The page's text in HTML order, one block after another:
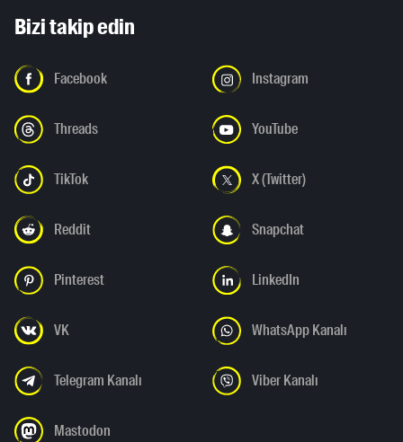
Bizi takip edin
Facebook Instagram
Threads YouTube
TikTok X (Twitter)
Reddit Snapchat
Pinterest LinkedIn
VK WhatsApp Kanalı
Telegram Kanalı Viber Kanalı
Mastodon